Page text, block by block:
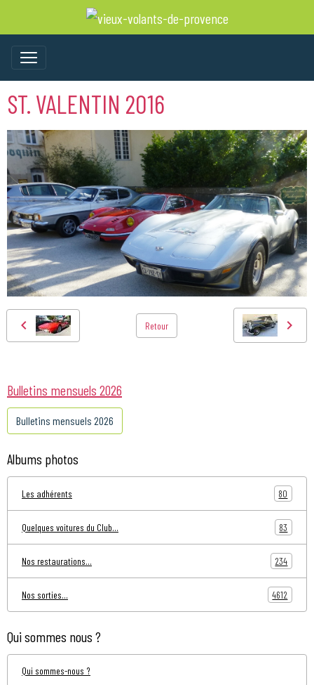
ST. VALENTIN 2016
Retour
Bulletins mensuels 2026
Bulletins mensuels 2026
Albums photos
Les adhérents 80
Quelques voitures du Club... 83
Nos restaurations... 234
Nos sorties... 4612
Qui sommes nous ?
Qui sommes-nous ?